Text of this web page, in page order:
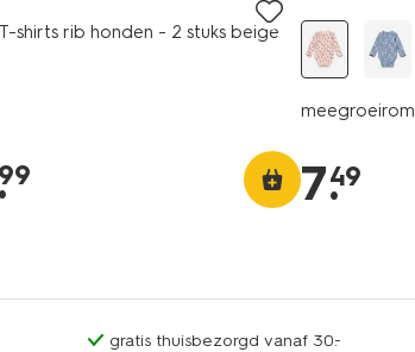
shirts rib honden - 2 stuks beige
.
99 7.
49
gratis thuisbezorgd vanaf 30.-